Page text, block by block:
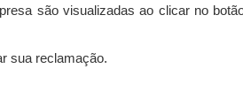
são visualizadas ao clicar no
sua reclamação.